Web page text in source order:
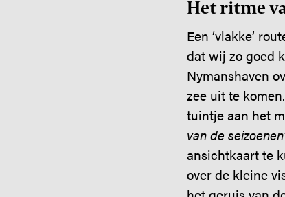
Het ritme
Een ‘vlakke’
dat wij zo goed
Nymanshaven
zee uit te komen.
tuintje aan het
van de
ansichtkaart te
over de kleine